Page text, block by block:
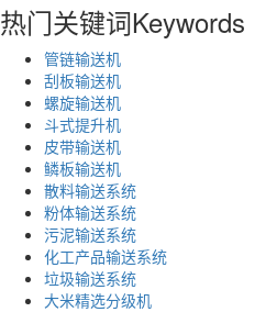
热门关键词Keywords
管链输送机
刮板输送机
螺旋输送机
斗式提升机
皮带输送机
鳞板输送机
散料输送系统
粉体输送系统
污泥输送系统
化工产品输送系统
垃圾输送系统
大米精选分级机